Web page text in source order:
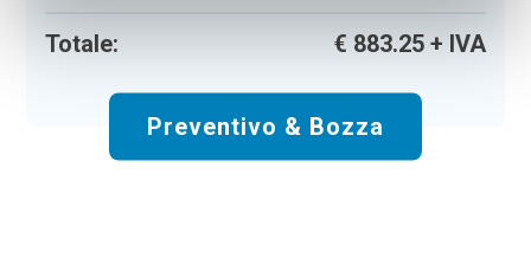
Totale: € 883.25+ IVA
Preventivo & Bozza